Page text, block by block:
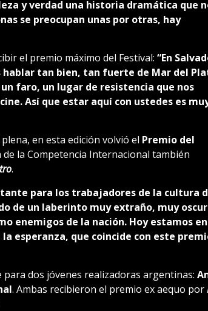
y verdad una historia dramática que
se preocupan unas por otras, hay
el premio máximo del Festival: “En
hablar tan bien, tan fuerte de Mar del
faro, un lugar de resistencia que nos
Así que estar aquí con ustedes es
en esta edición volvió el Premio del
de la Competencia Internacional también
.
para los trabajadores de la cultura
de un laberinto muy extraño, muy
enemigos de la nación. Hoy estamos
esperanza, que coincide con este
para dos jóvenes realizadoras argentinas:
. Ambas recibieron el premio ex aequo por